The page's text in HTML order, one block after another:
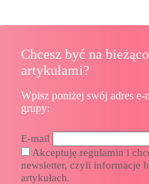
Chcesz być na
artykułami?
Wpisz poniżej swój adres e-
grupy:
E-mail
Akceptuję regulamin i
newsletter, czyli informacje
artykułach.